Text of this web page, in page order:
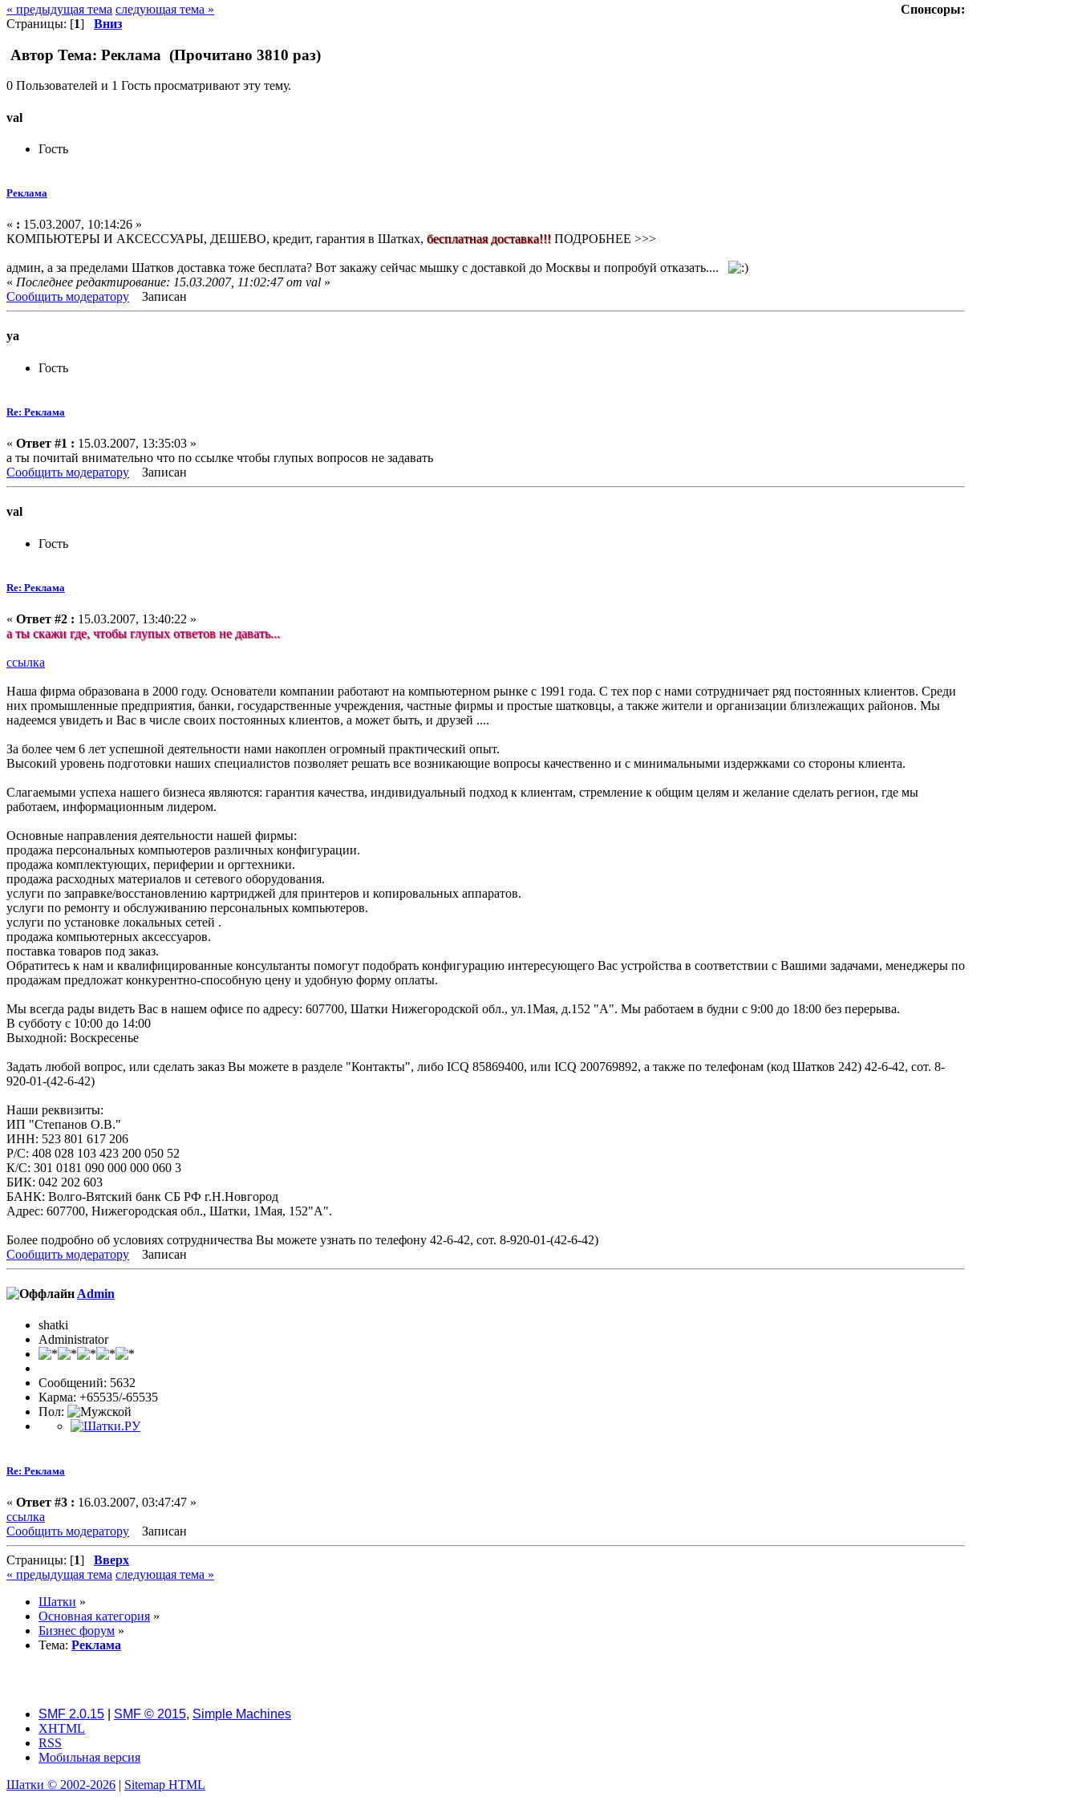
Спонсоры:
« предыдущая тема следующая тема »
Страницы: [1] Вниз
Автор Тема: Реклама (Прочитано 3810 раз)
0 Пользователей и 1 Гость просматривают эту тему.
val
Гость
Реклама
« : 15.03.2007, 10:14:26 »
КОМПЬЮТЕРЫ И АКСЕССУАРЫ, ДЕШЕВО, кредит, гарантия в Шатках, бесплатная доставка!!! ПОДРОБНЕЕ >>>
админ, а за пределами Шатков доставка тоже бесплата? Вот закажу сейчас мышку с доставкой до Москвы и попробуй отказать....
« Последнее редактирование: 15.03.2007, 11:02:47 от val »
Сообщить модератору
Записан
ya
Гость
Re: Реклама
« Ответ #1 : 15.03.2007, 13:35:03 »
а ты почитай внимательно что по ссылке чтобы глупых вопросов не задавать
Сообщить модератору
Записан
val
Гость
Re: Реклама
« Ответ #2 : 15.03.2007, 13:40:22 »
а ты скажи где, чтобы глупых ответов не давать...
ссылка
Наша фирма образована в 2000 году. Основатели компании работают на компьютерном рынке с 1991 года. С тех пор с нами сотрудничает ряд постоянных клиентов. Среди
них промышленные предприятия, банки, государственные учреждения, частные фирмы и простые шатковцы, а также жители и организации близлежащих районов. Мы
надеемся увидеть и Вас в числе своих постоянных клиентов, а может быть, и друзей ....
За более чем 6 лет успешной деятельности нами накоплен огромный практический опыт.
Высокий уровень подготовки наших специалистов позволяет решать все возникающие вопросы качественно и с минимальными издержками со стороны клиента.
Слагаемыми успеха нашего бизнеса являются: гарантия качества, индивидуальный подход к клиентам, стремление к общим целям и желание сделать регион, где мы
работаем, информационным лидером.
Основные направления деятельности нашей фирмы:
продажа персональных компьютеров различных конфигурации.
продажа комплектующих, периферии и оргтехники.
продажа расходных материалов и сетевого оборудования.
услуги по заправке/восстановлению картриджей для принтеров и копировальных аппаратов.
услуги по ремонту и обслуживанию персональных компьютеров.
услуги по установке локальных сетей .
продажа компьютерных аксессуаров.
поставка товаров под заказ.
Обратитесь к нам и квалифицированные консультанты помогут подобрать конфигурацию интересующего Вас устройства в соответствии с Вашими задачами, менеджеры по
продажам предложат конкурентно-способную цену и удобную форму оплаты.
Мы всегда рады видеть Вас в нашем офисе по адресу: 607700, Шатки Нижегородской обл., ул.1Мая, д.152 "А". Мы работаем в будни с 9:00 до 18:00 без перерыва.
В субботу с 10:00 до 14:00
Выходной: Воскресенье
Задать любой вопрос, или сделать заказ Вы можете в разделе "Контакты", либо ICQ 85869400, или ICQ 200769892, а также по телефонам (код Шатков 242) 42-6-42, сот. 8-
920-01-(42-6-42)
Наши реквизиты:
ИП "Степанов О.В."
ИНН: 523 801 617 206
Р/С: 408 028 103 423 200 050 52
К/С: 301 0181 090 000 000 060 3
БИК: 042 202 603
БАНК: Волго-Вятский банк СБ РФ г.Н.Новгород
Адрес: 607700, Нижегородская обл., Шатки, 1Мая, 152"A".
Более подробно об условиях сотрудничества Вы можете узнать по телефону 42-6-42, сот. 8-920-01-(42-6-42)
Сообщить модератору
Записан
Admin
shatki
Administrator
Сообщений: 5632
Карма: +65535/-65535
Пол:
Re: Реклама
« Ответ #3 : 16.03.2007, 03:47:47 »
ссылка
Сообщить модератору
Записан
Страницы: [1] Вверх
« предыдущая тема следующая тема »
Шатки »
Основная категория »
Бизнес форум »
Тема: Реклама
SMF 2.0.15 SMF © 2015, Simple Machines
XHTML
RSS
Мобильная версия
Шатки © 2002-2026 | Sitemap HTML